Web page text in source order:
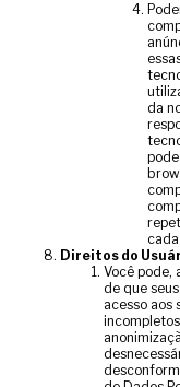
da
Direitos do
Você pode,
de que
acesso aos